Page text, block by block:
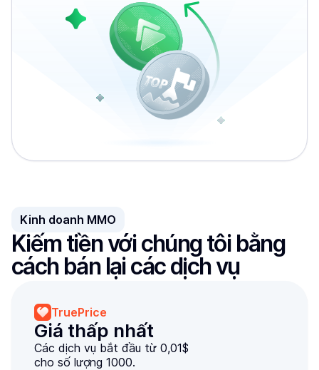
Kinh doanh MMO
Kiếm tiền với chúng tôi bằng
cách bán lại các dịch vụ
TruePrice
Giá thấp nhất
Các dịch vụ bắt đầu từ 0,01$
cho số lượng 1000.